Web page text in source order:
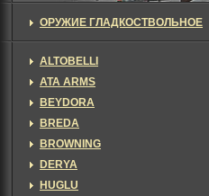
ОРУЖИЕ ГЛАДКОСТВОЛЬНОЕ
ALTOBELLI
ATA ARMS
BEYDORA
BREDA
BROWNING
DERYA
HUGLU